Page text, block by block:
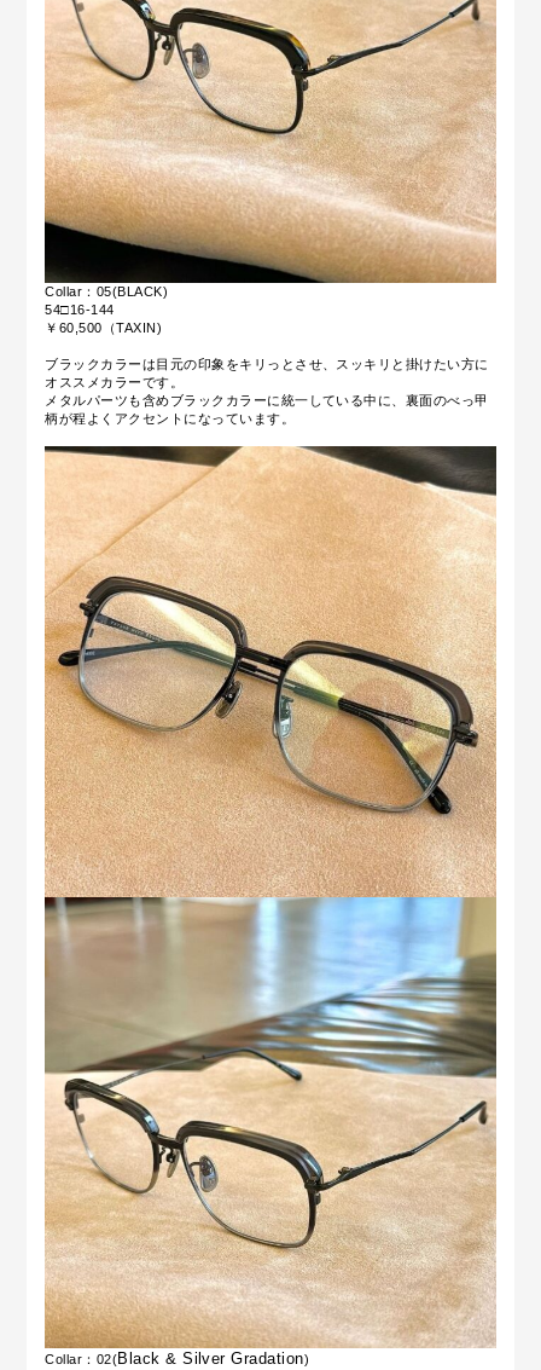
Collar：05(BLACK)
54□16-144
￥60,500（TAXIN)
ブラックカラーは目元の印象をキリっとさせ、スッキリと掛けたい方に
オススメカラーです。
メタルパーツも含めブラックカラーに統一している中に、裏面のべっ甲
柄が程よくアクセントになっています。
Collar：02(Black & Silver Gradation)